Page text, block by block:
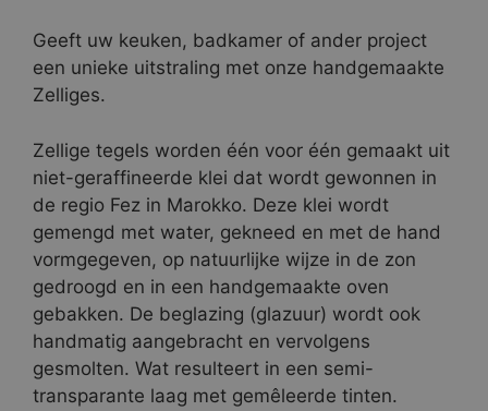
Geeft uw keuken, badkamer of ander project
een unieke uitstraling met onze handgemaakte
Zelliges.
Zellige tegels worden één voor één gemaakt uit
niet-geraffineerde klei dat wordt gewonnen in
de regio Fez in Marokko. Deze klei wordt
gemengd met water, gekneed en met de hand
vormgegeven, op natuurlijke wijze in de zon
gedroogd en in een handgemaakte oven
gebakken. De beglazing (glazuur) wordt ook
handmatig aangebracht en vervolgens
gesmolten. Wat resulteert in een semi-
transparante laag met gemêleerde tinten.